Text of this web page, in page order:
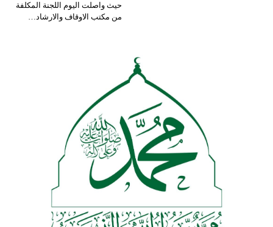
حيث واصلت اليوم اللجنة المكلفة
من مكتب الاوقاف والارشاد…